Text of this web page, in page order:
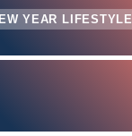
YEAR LIFESTYLE